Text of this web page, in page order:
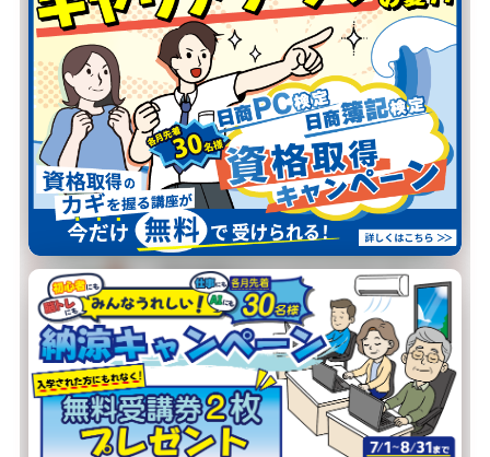
当校が選ばれる4つの理由
01 スケジュール自由自在
火水金は夜20:30まで開講。
お仕事帰りでも、ご都合の良い時間
に通えます。
02 自分のペースで学習
博多祇園校のインストラクターが、
お一人おひとりの理解度に合わせて
寄り添います。
03 その場ですぐ
質問できる
少人数制で、疑問はその場で解消。
対面サポートだから、初めての方も